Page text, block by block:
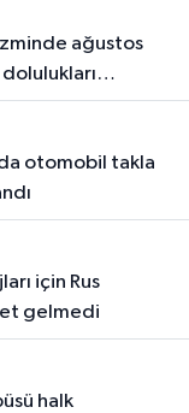
gelmedi